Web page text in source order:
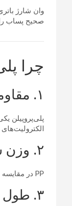
وان شارژ
صحیح پساب
چرا
۱. مقاومت شیمیایی بالا
پلی‌پروپیلن
۲. وزن سبک و استحکام مناسب
PP در مقایسه با فلزات بسیار سبک‌تر است اما در عین حال استحکام مکانیکی خوبی دارد. این ویژگی حمل، نصب و جابجایی وان شارژ باتری را ساده‌تر می‌کند.
۳. طول عمر بالا